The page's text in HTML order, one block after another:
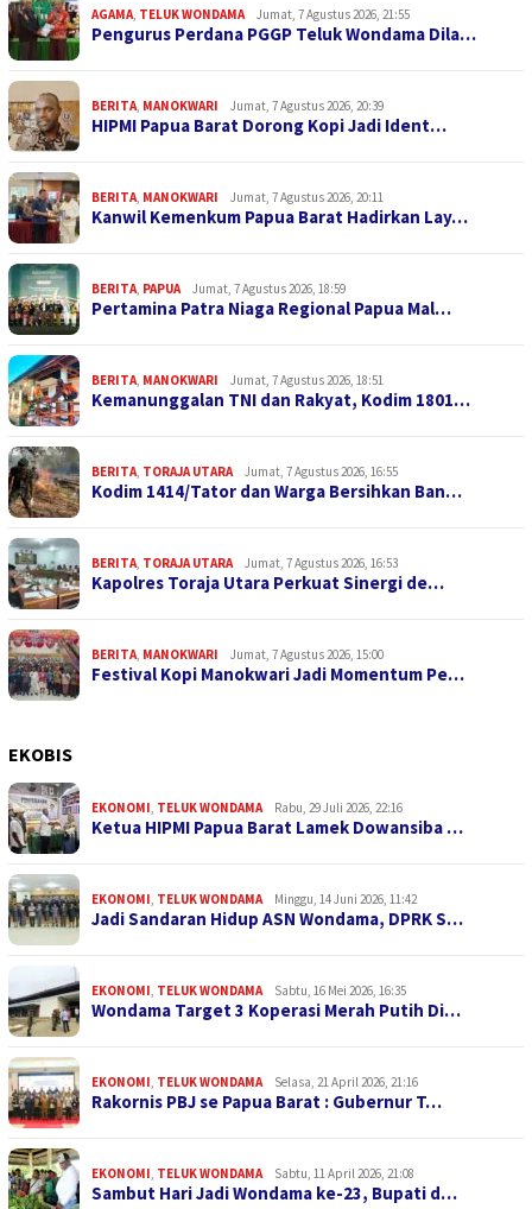
AGAMA TELUK WONDAMA Jumat, 7 Agustus 2026, 21:55
Pengurus Perdana PGGP Teluk Wondama Dila…
BERITA MANOKWARI Jumat, 7 Agustus 2026, 20:39
HIPMI Papua Barat Dorong Kopi Jadi Ident…
BERITA MANOKWARI Jumat, 7 Agustus 2026, 20:11
Kanwil Kemenkum Papua Barat Hadirkan Lay…
BERITA PAPUA Jumat, 7 Agustus 2026, 18:59
Pertamina Patra Niaga Regional Papua Mal…
BERITA MANOKWARI Jumat, 7 Agustus 2026, 18:51
Kemanunggalan TNI dan Rakyat, Kodim 1801…
BERITA TORAJA UTARA Jumat, 7 Agustus 2026, 16:55
Kodim 1414/Tator dan Warga Bersihkan Ban…
BERITA TORAJA UTARA Jumat, 7 Agustus 2026, 16:53
Kapolres Toraja Utara Perkuat Sinergi de…
BERITA MANOKWARI Jumat, 7 Agustus 2026, 15:00
Festival Kopi Manokwari Jadi Momentum Pe…
EKOBIS
EKONOMI TELUK WONDAMA Rabu, 29 Juli 2026, 22:16
Ketua HIPMI Papua Barat Lamek Dowansiba …
EKONOMI TELUK WONDAMA Minggu, 14 Juni 2026, 11:42
Jadi Sandaran Hidup ASN Wondama, DPRK S…
EKONOMI TELUK WONDAMA Sabtu, 16 Mei 2026, 16:35
Wondama Target 3 Koperasi Merah Putih Di…
EKONOMI TELUK WONDAMA Selasa, 21 April 2026, 21:16
Rakornis PBJ se Papua Barat : Gubernur T…
EKONOMI TELUK WONDAMA Sabtu, 11 April 2026, 21:08
Sambut Hari Jadi Wondama ke-23, Bupati d…